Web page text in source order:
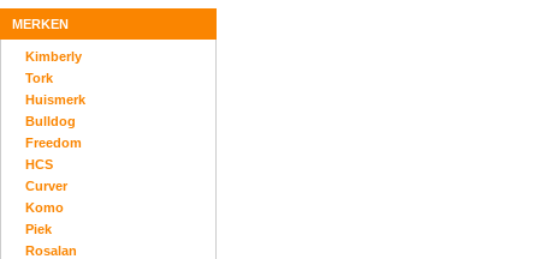
MERKEN
Kimberly
Tork
Huismerk
Bulldog
Freedom
HCS
Curver
Komo
Piek
Rosalan